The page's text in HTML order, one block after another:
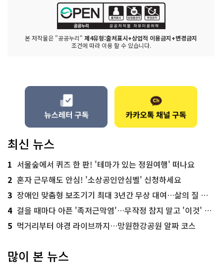
본 저작물은 "공공누리" 제4유형:출처표시+상업적 이용금지+변경금지
조건에 따라 이용 할 수 있습니다.
최신 뉴스
1 서울숲에서 퀴즈 한 판! '테마가 있는 정원여행' 떠나요
2 혼자 근무해도 안심! '소상공인안심벨' 신청하세요
3 장애인 맞춤형 보조기기 최대 3년간 무상 대여…삶의 질 높인다
4 걸을 때마다 아픈 '족저근막염'…무작정 참지 말고 '이것' 해보세요!
5 먹거리부터 야경 라이브까지…망원한강공원 알짜 코스
많이 본 뉴스